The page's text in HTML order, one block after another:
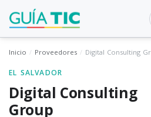
Inicio Proveedores Digital Consulting
EL SALVADOR
Digital Consulting
Group